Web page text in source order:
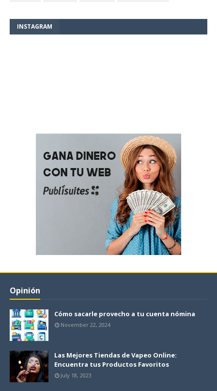
INSTAGRAM
Opinión
Cómo sacarle provecho a tu cuenta nómina
November 22, 2024
Las Mejores Tiendas de Vapeo Online:
Encuentra tus Productos Favoritos
July 18, 2023